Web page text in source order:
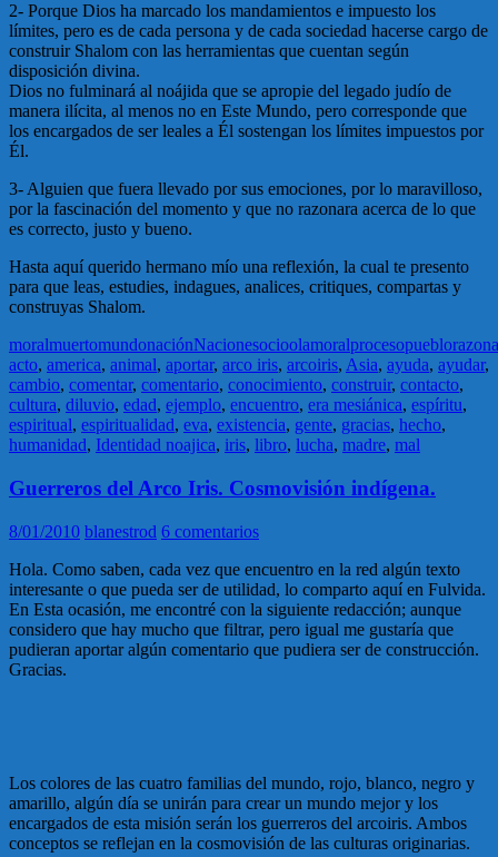
2- Porque Dios ha marcado los mandamientos e impuesto los
límites, pero es de cada persona y de cada sociedad hacerse cargo de
construir Shalom con las herramientas que cuentan según
disposición divina.
Dios no fulminará al noájida que se apropie del legado judío de
manera ilícita, al menos no en Este Mundo, pero corresponde que
los encargados de ser leales a Él sostengan los límites impuestos por
Él.
3- Alguien que fuera llevado por sus emociones, por lo maravilloso,
por la fascinación del momento y que no razonara acerca de lo que
es correcto, justo y bueno.
Hasta aquí querido hermano mío una reflexión, la cual te presento
para que leas, estudies, indagues, analices, critiques, compartas y
construyas Shalom.
moralmuertomundonaciónNacionesocioolamoralprocesopueblo
acto, america, animal, aportar, arco iris, arcoiris, Asia, ayuda, ayudar,
cambio, comentar, comentario, conocimiento, construir, contacto,
cultura, diluvio, edad, ejemplo, encuentro, era mesiánica, espíritu,
espiritual, espiritualidad, eva, existencia, gente, gracias, hecho,
humanidad, Identidad noajica, iris, libro, lucha, madre, mal
Guerreros del Arco Iris. Cosmovisión indígena.
8/01/2010 blanestrod 6 comentarios
Hola. Como saben, cada vez que encuentro en la red algún texto
interesante o que pueda ser de utilidad, lo comparto aquí en Fulvida.
En Esta ocasión, me encontré con la siguiente redacción; aunque
considero que hay mucho que filtrar, pero igual me gustaría que
pudieran aportar algún comentario que pudiera ser de construcción.
Gracias.
Los colores de las cuatro familias del mundo, rojo, blanco, negro y
amarillo, algún día se unirán para crear un mundo mejor y los
encargados de esta misión serán los guerreros del arcoiris. Ambos
conceptos se reflejan en la cosmovisión de las culturas originarias.